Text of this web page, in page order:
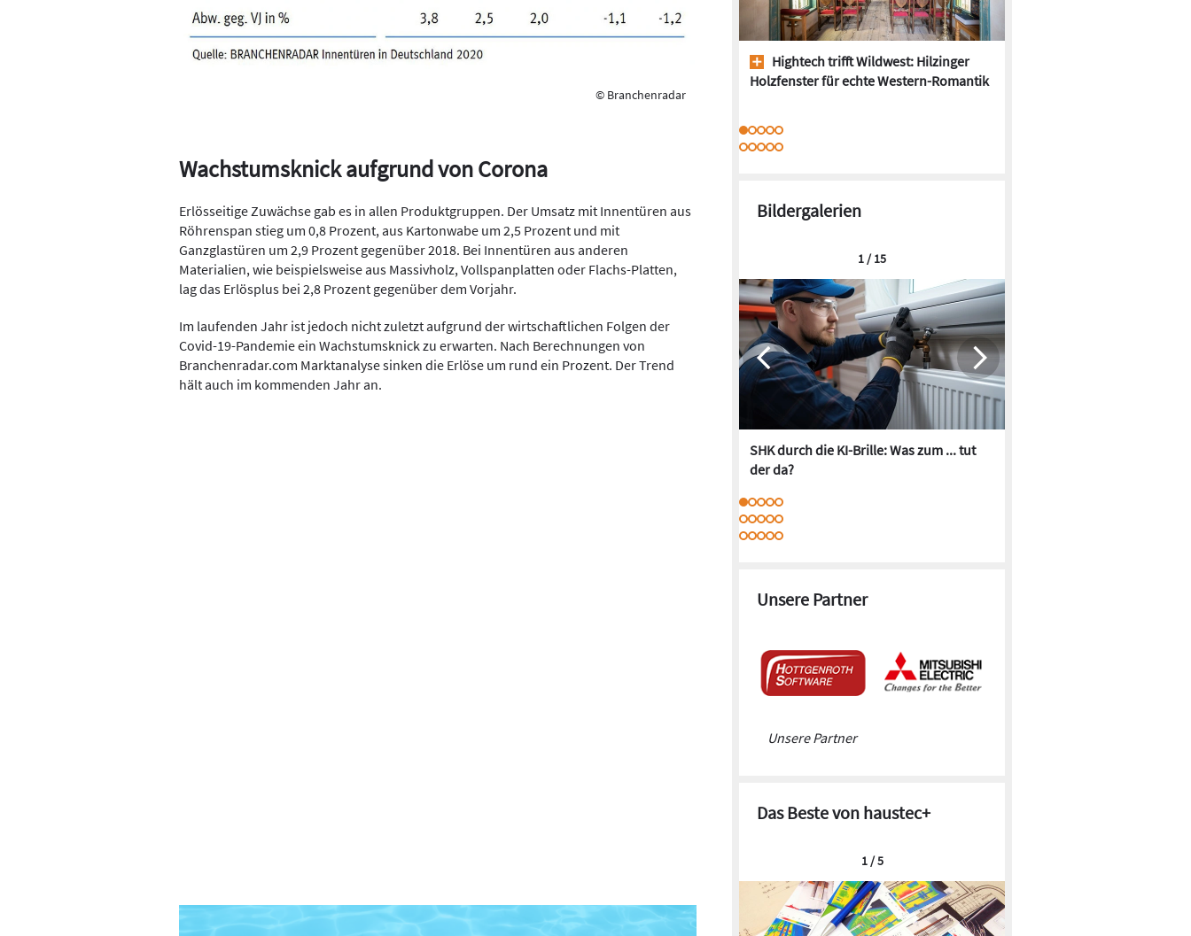
© Branchenradar
Wachstumsknick aufgrund von Corona
Erlösseitige Zuwächse gab es in allen Produktgruppen. Der Umsatz mit Innentüren aus
Röhrenspan stieg um 0,8 Prozent, aus Kartonwabe um 2,5 Prozent und mit
Ganzglastüren um 2,9 Prozent gegenüber 2018. Bei Innentüren aus anderen
Materialien, wie beispielsweise aus Massivholz, Vollspanplatten oder Flachs-Platten,
lag das Erlösplus bei 2,8 Prozent gegenüber dem Vorjahr.
Im laufenden Jahr ist jedoch nicht zuletzt aufgrund der wirtschaftlichen Folgen der
Covid-19-Pandemie ein Wachstumsknick zu erwarten. Nach Berechnungen von
Branchenradar.com Marktanalyse sinken die Erlöse um rund ein Prozent. Der Trend
hält auch im kommenden Jahr an.
Hightech trifft Wildwest: Hilzinger
Holzfenster für echte Western-Romantik
Bildergalerien
SHK durch die KI-Brille: Was zum ... tut
der da?
1 / 15
Unsere Partner
Unsere Partner
Das Beste von haustec+
1 / 5